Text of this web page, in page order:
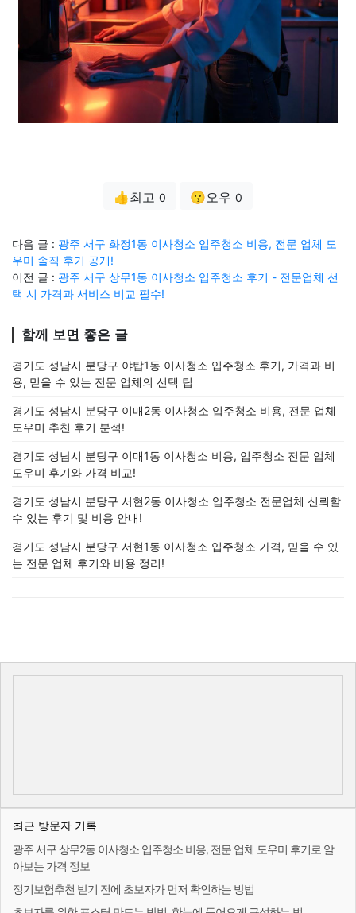
👍최고 0 😗오우 0
다음 글 : 광주 서구 화정1동 이사청소 입주청소 비용, 전문 업체 도
우미 솔직 후기 공개!
이전 글 : 광주 서구 상무1동 이사청소 입주청소 후기 - 전문업체 선
택 시 가격과 서비스 비교 필수!
함께 보면 좋은 글
경기도 성남시 분당구 야탑1동 이사청소 입주청소 후기, 가격과 비
용, 믿을 수 있는 전문 업체의 선택 팁
경기도 성남시 분당구 이매2동 이사청소 입주청소 비용, 전문 업체
도우미 추천 후기 분석!
경기도 성남시 분당구 이매1동 이사청소 비용, 입주청소 전문 업체
도우미 후기와 가격 비교!
경기도 성남시 분당구 서현2동 이사청소 입주청소 전문업체 신뢰할
수 있는 후기 및 비용 안내!
경기도 성남시 분당구 서현1동 이사청소 입주청소 가격, 믿을 수 있
는 전문 업체 후기와 비용 정리!
최근 방문자 기록
광주 서구 상무2동 이사청소 입주청소 비용, 전문 업체 도우미 후기로 알
아보는 가격 정보
정기보험추천 받기 전에 초보자가 먼저 확인하는 방법